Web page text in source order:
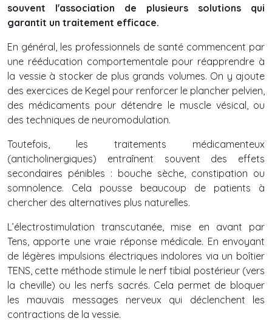
souvent l'association de plusieurs solutions qui
garantit un traitement efficace.
En général, les professionnels de santé commencent par
une rééducation comportementale pour réapprendre à
la vessie à stocker de plus grands volumes. On y ajoute
des exercices de Kegel pour renforcer le plancher pelvien,
des médicaments pour détendre le muscle vésical, ou
des techniques de neuromodulation.
Toutefois, les traitements médicamenteux
(anticholinergiques) entraînent souvent des effets
secondaires pénibles : bouche sèche, constipation ou
somnolence. Cela pousse beaucoup de patients à
chercher des alternatives plus naturelles.
L’électrostimulation transcutanée, mise en avant par
Tens, apporte une vraie réponse médicale. En envoyant
de légères impulsions électriques indolores via un boîtier
TENS, cette méthode stimule le nerf tibial postérieur (vers
la cheville) ou les nerfs sacrés. Cela permet de bloquer
les mauvais messages nerveux qui déclenchent les
contractions de la vessie.